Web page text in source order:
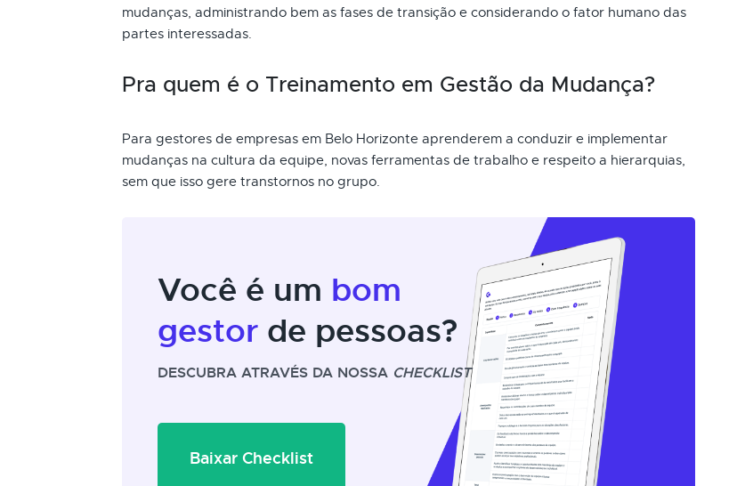
mudanças, administrando bem as fases de transição e considerando o fator humano das
partes interessadas.
Pra quem é o Treinamento em Gestão da Mudança?
Para gestores de empresas em Belo Horizonte aprenderem a conduzir e implementar
mudanças na cultura da equipe, novas ferramentas de trabalho e respeito a hierarquias,
sem que isso gere transtornos no grupo.
Você é um bom
gestor de pessoas?
DESCUBRA ATRAVÉS DA NOSSA CHECKLIST
Baixar Checklist